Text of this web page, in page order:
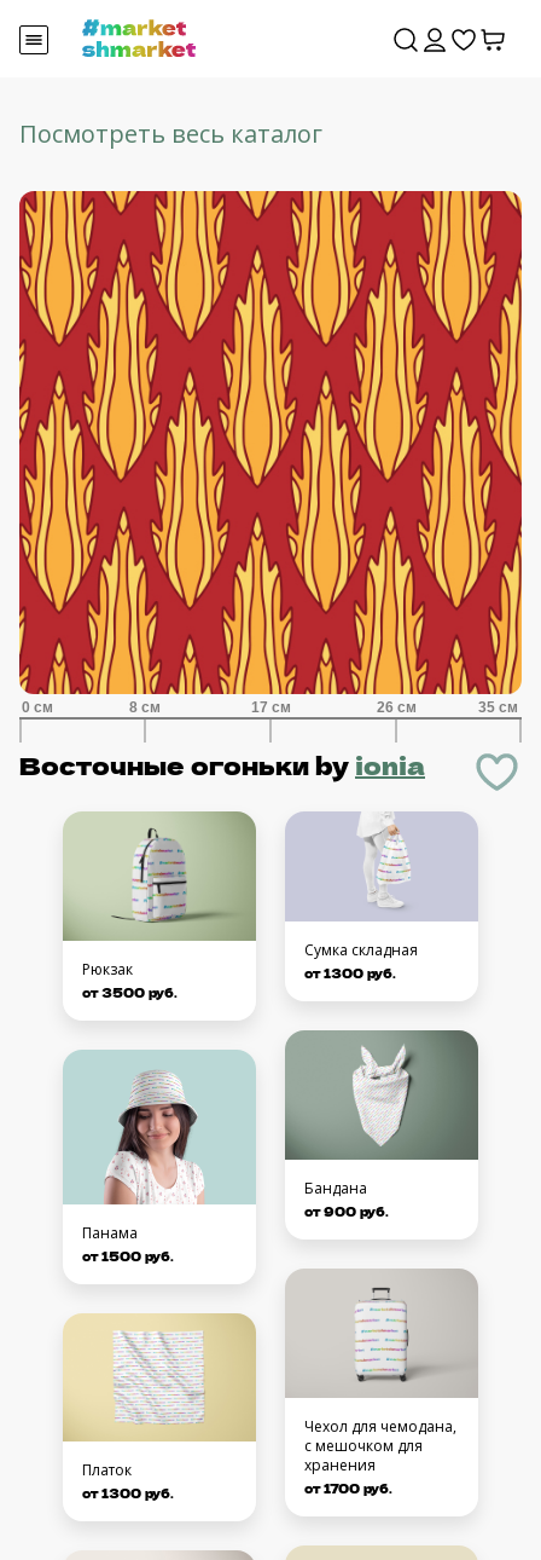
Посмотреть весь каталог
Восточные огонькиby ionia
Рюкзак
от 3500 руб.
Панама
от 1500 руб.
Платок
от 1300 руб.
Сумка складная
от 1300 руб.
Бандана
от 900 руб.
Чехол для чемодана,
с мешочком для
хранения
от 1700 руб.